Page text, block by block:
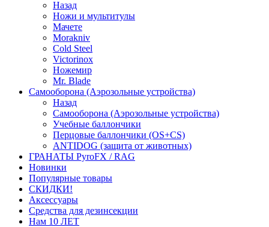
Назад
Ножи и мультитулы
Мачете
Morakniv
Cold Steel
Victorinox
Ножемир
Mr. Blade
Самооборона (Аэрозольные устройства)
Назад
Самооборона (Аэрозольные устройства)
Учебные баллончики
Перцовые баллончики (OS+CS)
ANTIDOG (защита от животных)
ГРАНАТЫ PyroFX / RAG
Новинки
Популярные товары
СКИДКИ!
Аксессуары
Средства для дезинсекции
Нам 10 ЛЕТ